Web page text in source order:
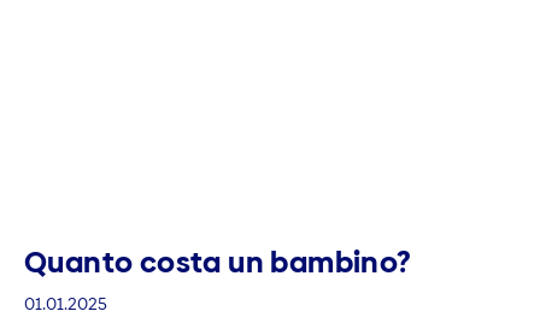
Quanto costa un bambino?
01.01.2025